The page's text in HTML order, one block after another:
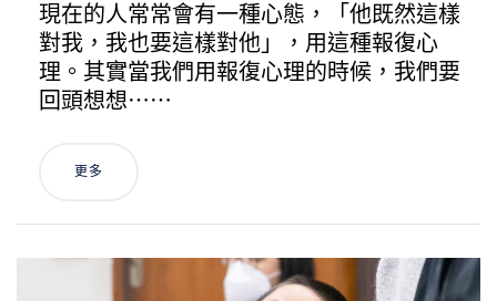
現在的人常常會有一種心態，「他既然這樣
對我，我也要這樣對他」，用這種報復心
理。其實當我們用報復心理的時候，我們要
回頭想想⋯⋯
更多